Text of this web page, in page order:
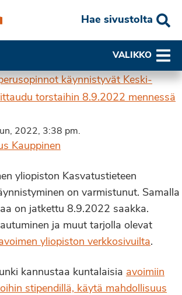
Hae sivustolta
VALIKKO
käynnistyvät Keski-
torstaihin 8.9.2022 mennessä
2022, 3:38 pm.
Kauppinen
yliopiston Kasvatustieteen
on varmistunut. Samalla
on jatkettu 8.9.2022 saakka.
ja muut tarjolla olevat
yliopiston verkkosivuilta.
kannustaa kuntalaisia avoimiin
stipendillä, käytä mahdollisuus